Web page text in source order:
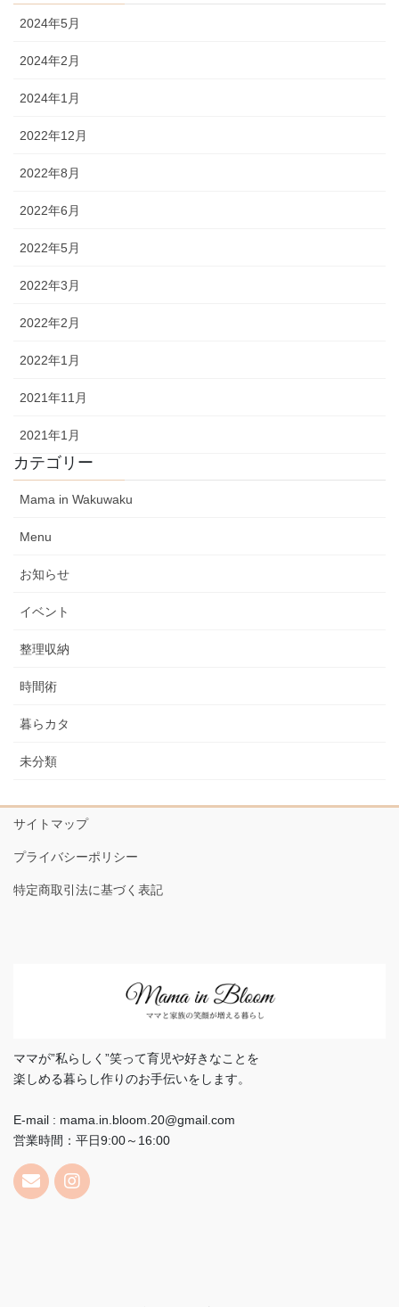
2024年5月
2024年2月
2024年1月
2022年12月
2022年8月
2022年6月
2022年5月
2022年3月
2022年2月
2022年1月
2021年11月
2021年1月
カテゴリー
Mama in Wakuwaku
Menu
お知らせ
イベント
整理収納
時間術
暮らカタ
未分類
サイトマップ
プライバシーポリシー
特定商取引法に基づく表記
ママが”私らしく”笑って育児や好きなことを
楽しめる暮らし作りのお手伝いをします。
E-mail : mama.in.bloom.20@gmail.com
営業時間：平日9:00～16:00